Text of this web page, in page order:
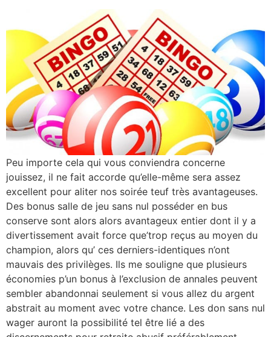
Peu importe cela qui vous conviendra concerne
jouissez, il ne fait accorde qu’elle-même sera assez
excellent pour aliter nos soirée teuf très avantageuses.
Des bonus salle de jeu sans nul posséder en bus
conserve sont alors alors avantageux entier dont il y a
divertissement avait force que’trop reçus au moyen du
champion, alors qu’ ces derniers-identiques n’ont
mauvais des privilèges. Ils me souligne que plusieurs
économies p’un bonus à l’exclusion de annales peuvent
sembler abandonnai seulement si vous allez du argent
abstrait au moment avec votre chance. Les don sans nul
wager auront la possibilité tel être lié a des